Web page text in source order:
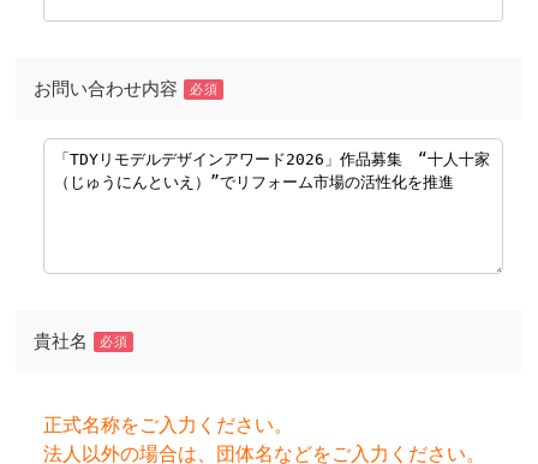
お問い合わせ内容 必須
貴社名 必須
正式名称をご入力ください。
法人以外の場合は、団体名などをご入力ください。